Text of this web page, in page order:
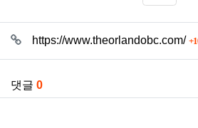
SNS
관련자료https://www.theorlandobc.com/
댓글 0